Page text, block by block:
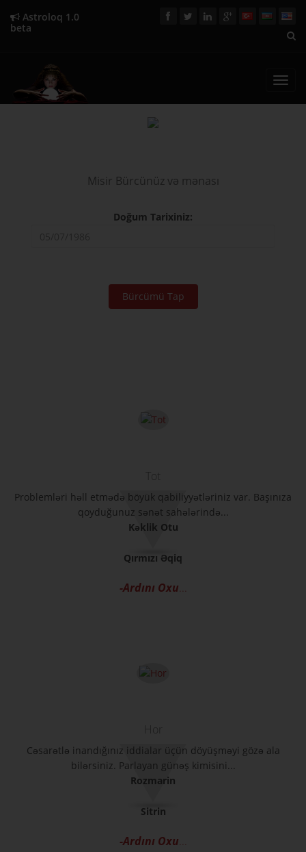
Astroloq 1.0
beta
Misir Bürcünüz və mənası
Doğum Tarixiniz:
Tot
Problemləri həll etmədə böyük qabiliyyətləriniz var. Başınıza
qoyduğunuz sənət sahələrində...
Kəklik Otu
Qırmızı Əqiq
-Ardını Oxu...
Hor
Cəsarətlə inandığınız iddialar üçün döyüşməyi gözə ala
bilərsiniz. Parlayan günəş kimisini...
Rozmarin
Sitrin
-Ardını Oxu...